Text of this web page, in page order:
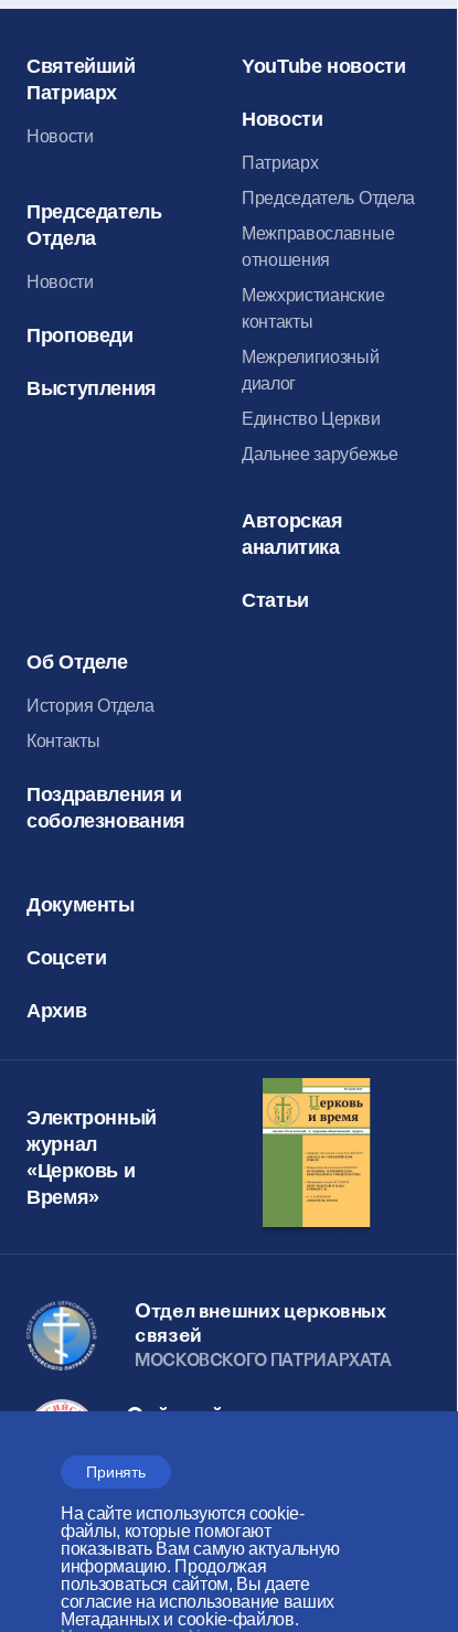
Принять
На сайте используются cookie-
файлы, которые помогают
показывать Вам самую актуальную
информацию. Продолжая
пользоваться сайтом, Вы даете
согласие на использование ваших
Метаданных и cookie-файлов.
Святейший
Патриарх
Новости
Председатель
Отдела
Новости
Проповеди
Выступления
YouTube новости
Новости
Патриарх
Председатель Отдела
Межправославные
отношения
Межхристианские
контакты
Межрелигиозный
диалог
Единство Церкви
Дальнее зарубежье
Авторская
аналитика
Статьи
Об Отделе
История Отдела
Контакты
Поздравления и
соболезнования
Документы
Соцсети
Архив
Электронный
журнал
«Церковь и
Время»
Отдел внешних церковных
связей
МОСКОВСКОГО ПАТРИАРХАТА
Сайт действует при
поддержке
Российского фонда мира
Веб-сайт создан при содействии
Фонда поддержки христианской
культуры и наследия